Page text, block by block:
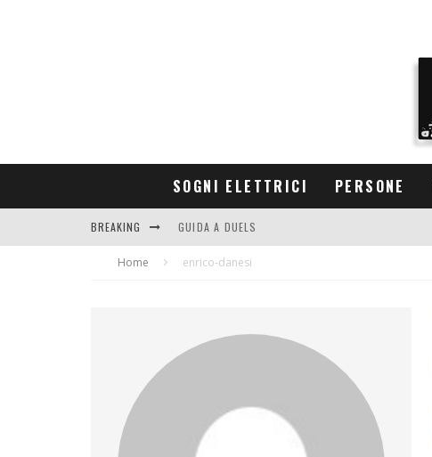
SOGNI ELETTRICI PERSONE
BREAKING GUIDA A DUELS
CONTRIBUTORS
Home enrico-danesi